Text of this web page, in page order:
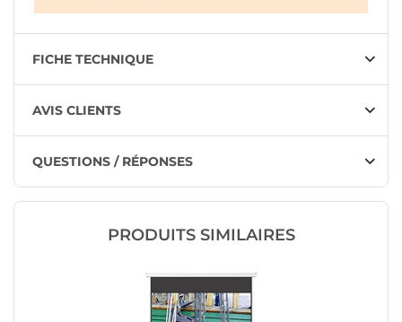
FICHE TECHNIQUE
AVIS CLIENTS
QUESTIONS / RÉPONSES
PRODUITS SIMILAIRES